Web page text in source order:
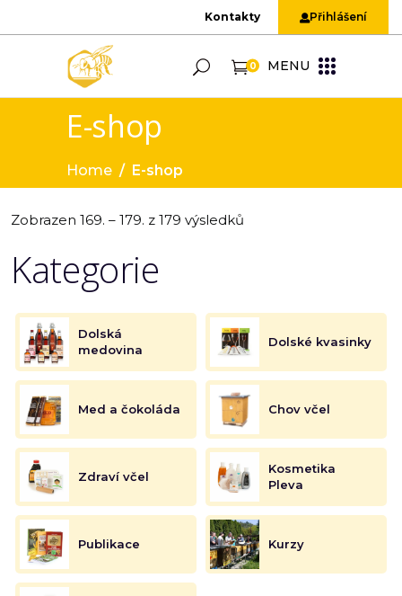
Kontakty Přihlášení
0 MENU
E-shop
Home / E-shop
Zobrazen 169. – 179. z 179 výsledků
Kategorie
Dolská
medovina
Dolské kvasinky
Med a čokoláda Chov včel
Zdraví včel
Kosmetika
Pleva
Publikace Kurzy